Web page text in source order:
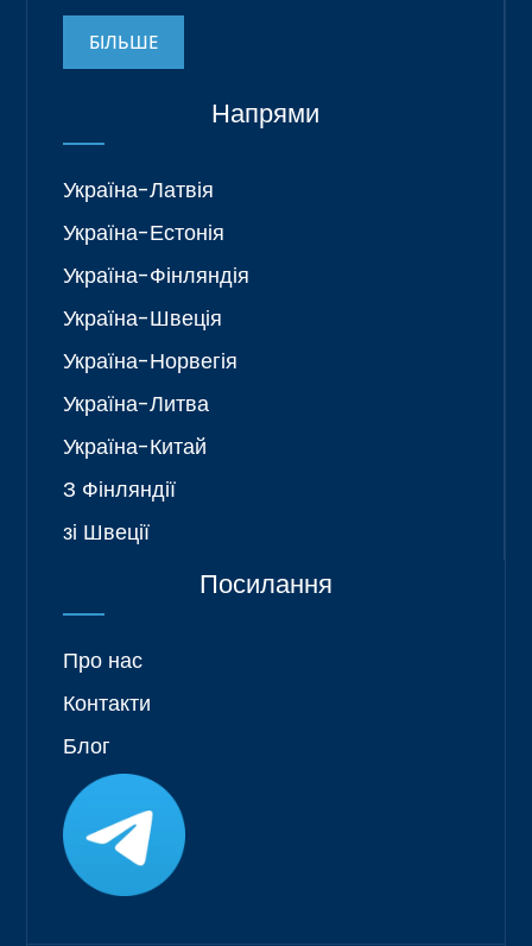
БІЛЬШЕ
Напрями
Україна-Латвія
Україна-Естонія
Україна-Фінляндія
Україна-Швеція
Україна-Норвегія
Україна-Литва
Україна-Китай
З Фінляндії
зі Швеції
Посилання
Про нас
Контакти
Блог